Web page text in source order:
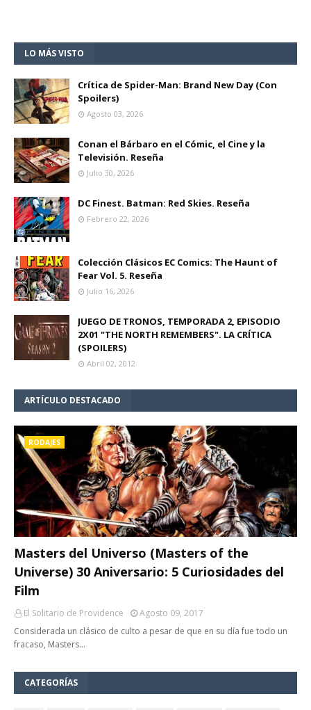
LO MÁS VISTO
Crítica de Spider-Man: Brand New Day (Con
Spoilers)
Agosto 03, 2026
Conan el Bárbaro en el Cómic, el Cine y la
Televisión. Reseña
Julio 30, 2026
DC Finest. Batman: Red Skies. Reseña
Febrero 22, 2026
Colección Clásicos EC Comics: The Haunt of
Fear Vol. 5. Reseña
Julio 16, 2026
JUEGO DE TRONOS, TEMPORADA 2, EPISODIO
2X01 "THE NORTH REMEMBERS". LA CRÍTICA
(SPOILERS)
Abril 02, 2012
ARTÍCULO DESTACADO
RODAJES
Masters del Universo (Masters of the
Universe) 30 Aniversario: 5 Curiosidades del
Film
El Solitario de Providence
Agosto 09, 2017
Considerada un clásico de culto a pesar de que en su día fue todo un
fracaso, Masters…
CATEGORÍAS